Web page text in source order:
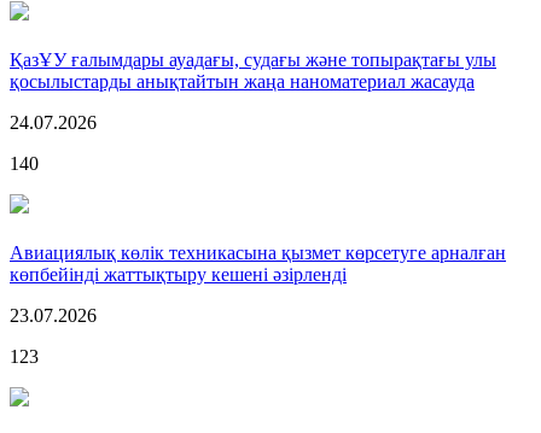
ҚазҰУ ғалымдары ауадағы, судағы және топырақтағы улы
қосылыстарды анықтайтын жаңа наноматериал жасауда
24.07.2026
140
Авиациялық көлік техникасына қызмет көрсетуге арналған
көпбейінді жаттықтыру кешені әзірленді
23.07.2026
123